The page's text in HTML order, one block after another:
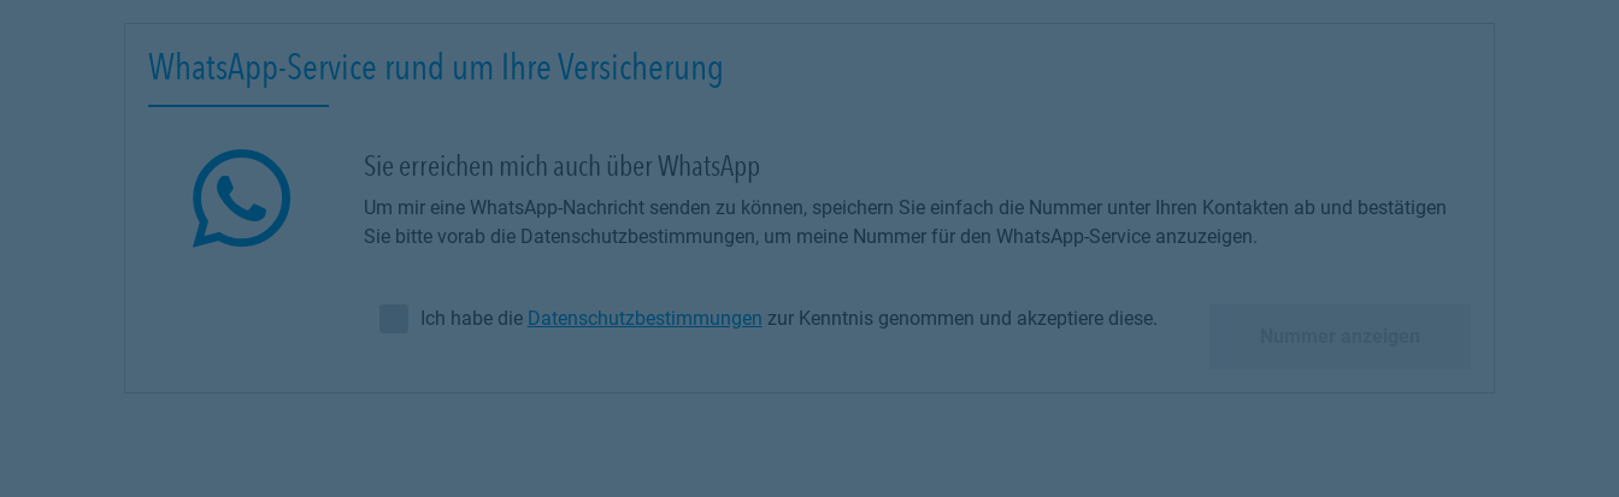
WhatsApp-Service rund um Ihre Versicherung
Sie erreichen mich auch über WhatsApp
Um mir eine WhatsApp-Nachricht senden zu können, speichern Sie einfach die Nummer unter Ihren Kontakten ab und bestätigen
Sie bitte vorab die Datenschutzbestimmungen, um meine Nummer für den WhatsApp-Service anzuzeigen.
Ich habe die Datenschutzbestimmungen zur Kenntnis genommen und akzeptiere diese.
Ich habe die Datenschutzbestimmungen zur Kenntnis genommen und akzeptiere diese.